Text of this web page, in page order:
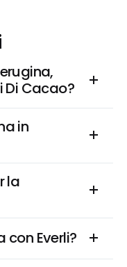
Di Cacao?
in
la
Everli?